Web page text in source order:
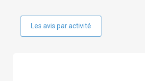
Les avis par activité